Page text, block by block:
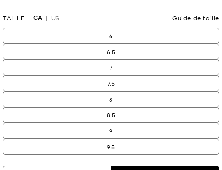
TAILLE CA US Guide de taille
6
6.5
7
7.5
8
8.5
9
9.5